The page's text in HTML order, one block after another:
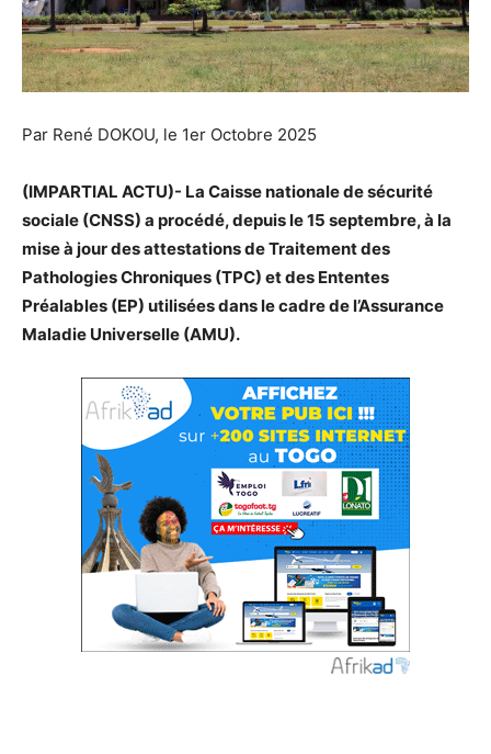
Par René DOKOU, le 1er Octobre 2025
(IMPARTIAL ACTU)- La Caisse nationale de sécurité
sociale (CNSS) a procédé, depuis le 15 septembre, à la
mise à jour des attestations de Traitement des
Pathologies Chroniques (TPC) et des Ententes
Préalables (EP) utilisées dans le cadre de l’Assurance
Maladie Universelle (AMU).